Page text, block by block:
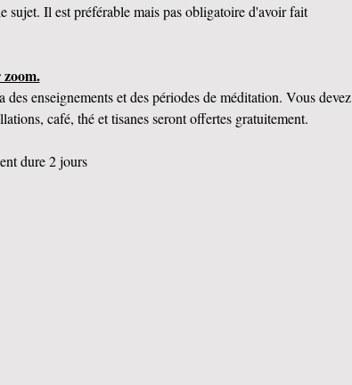
sujet. Il est préférable mais pas obligatoire d'avoir fait
enseignements et des périodes de méditation. Vous devez
café, thé et tisanes seront offertes gratuitement.
dure 2 jours